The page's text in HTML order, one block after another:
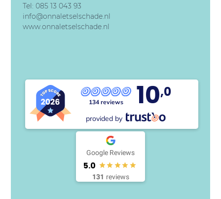
Tel: 085 13 043 93
info@onnaletselschade.nl
www.onnaletselschade.nl
134 reviews 10,0
provided by
Google Reviews
5.0
131 reviews